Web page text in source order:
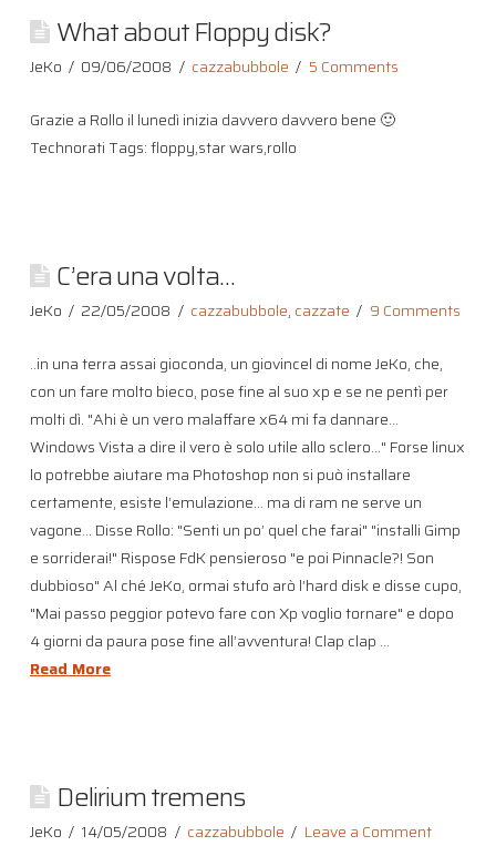
What about Floppy disk?
JeKo 09/06/2008 cazzabubbole 5 Comments
Grazie a Rollo il lunedì inizia davvero davvero bene 🙂
Technorati Tags: floppy,star wars,rollo
C’era una volta…
JeKo 22/05/2008 cazzabubbole, cazzate 9 Comments
..in una terra assai gioconda, un giovincel di nome JeKo, che,
con un fare molto bieco, pose fine al suo xp e se ne pentì per
molti dì. "Ahi è un vero malaffare x64 mi fa dannare…
Windows Vista a dire il vero è solo utile allo sclero…" Forse linux
lo potrebbe aiutare ma Photoshop non si può installare
certamente, esiste l’emulazione… ma di ram ne serve un
vagone… Disse Rollo: "Senti un po’ quel che farai" "installi Gimp
e sorriderai!" Rispose FdK pensieroso "e poi Pinnacle?! Son
dubbioso" Al ché JeKo, ormai stufo arò l’hard disk e disse cupo,
"Mai passo peggior potevo fare con Xp voglio tornare" e dopo
4 giorni da paura pose fine all’avventura! Clap clap …
Read More
Delirium tremens
JeKo 14/05/2008 cazzabubbole Leave a Comment